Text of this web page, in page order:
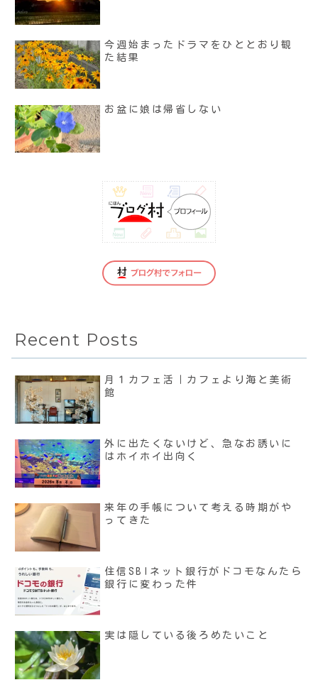
今週始まったドラマをひととおり観
た結果
お盆に娘は帰省しない
Recent Posts
月１カフェ活｜カフェより海と美術
館
外に出たくないけど、急なお誘いに
はホイホイ出向く
来年の手帳について考える時期がや
ってきた
住信SBIネット銀行がドコモなんたら
銀行に変わった件
実は隠している後ろめたいこと